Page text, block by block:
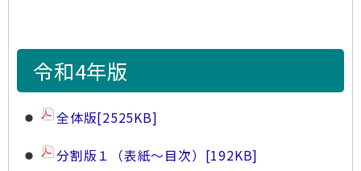
令和4年版
全体版[2525KB]
分割版１（表紙～目次） [192KB]